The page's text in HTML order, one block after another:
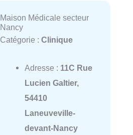
Maison Médicale secteur
Nancy
Catégorie : Clinique
Adresse : 11C Rue
Lucien Galtier,
54410
Laneuveville-
devant-Nancy